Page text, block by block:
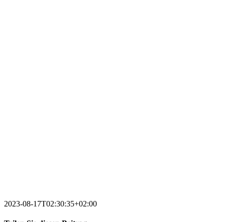
2023-08-17T02:30:35+02:00